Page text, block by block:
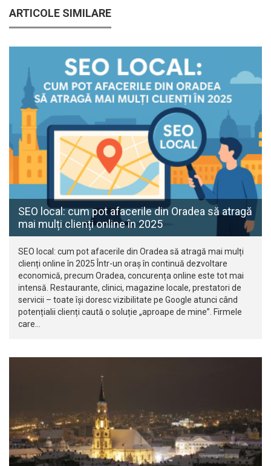
ARTICOLE SIMILARE
SEO local: cum pot afacerile din Oradea să atragă
mai mulți clienți online în 2025
SEO local: cum pot afacerile din Oradea să atragă mai mulți
clienți online în 2025 Într-un oraș în continuă dezvoltare
economică, precum Oradea, concurența online este tot mai
intensă. Restaurante, clinici, magazine locale, prestatori de
servicii – toate își doresc vizibilitate pe Google atunci când
potențialii clienți caută o soluție „aproape de mine”. Firmele
care…